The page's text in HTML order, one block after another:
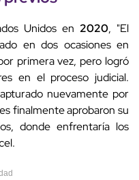
Unidos en 2020, "El
en dos ocasiones en
primera vez, pero logró
en el proceso judicial.
nuevamente por
finalmente aprobaron su
donde enfrentaría los